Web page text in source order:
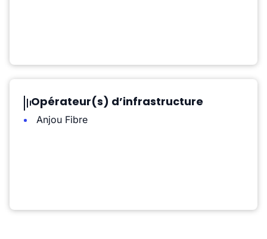
Opérateur(s) d’infrastructure
Anjou Fibre